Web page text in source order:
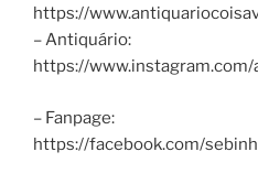
https://
– Antiquário:
https://
– Fanpage:
https://facebook.com/